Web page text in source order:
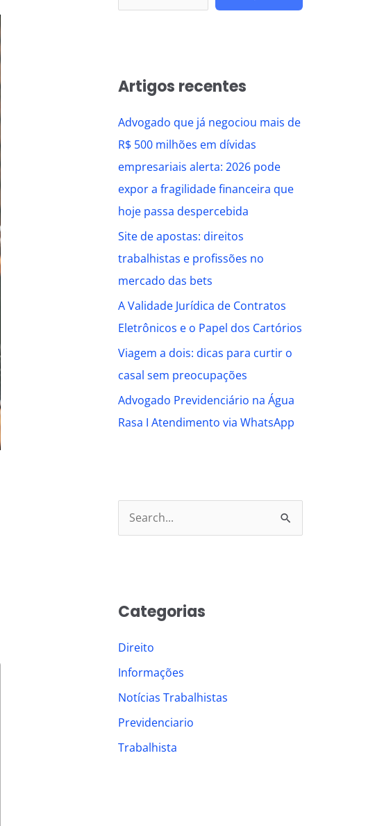
Artigos recentes
Advogado que já negociou mais de
R$ 500 milhões em dívidas
empresariais alerta: 2026 pode
expor a fragilidade financeira que
hoje passa despercebida
Site de apostas: direitos
trabalhistas e profissões no
mercado das bets
A Validade Jurídica de Contratos
Eletrônicos e o Papel dos Cartórios
Viagem a dois: dicas para curtir o
casal sem preocupações
Advogado Previdenciário na Água
Rasa I Atendimento via WhatsApp
c
f
o
r
:
Categorias
Direito
Informações
Notícias Trabalhistas
Previdenciario
Trabalhista